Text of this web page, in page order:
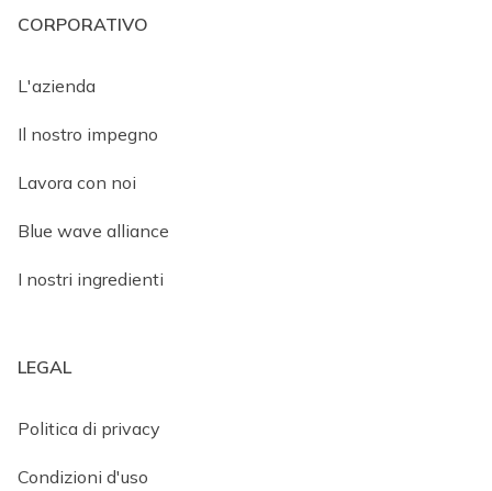
CORPORATIVO
L'azienda
Il nostro impegno
Lavora con noi
Blue wave alliance
I nostri ingredienti
LEGAL
Politica di privacy
Condizioni d'uso